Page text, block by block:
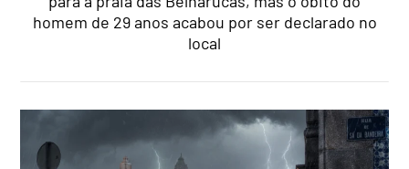
homem de 29 anos acabou por ser declarado no
local